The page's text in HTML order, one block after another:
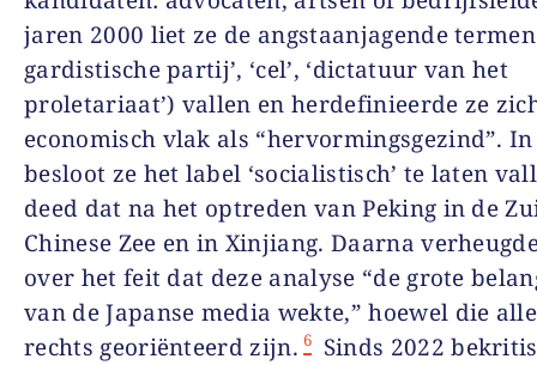
jaren 2000 liet ze de angstaanjagende
gardistische partij’, ‘cel’, ‘dictatuur van het
proletariaat’) vallen en herdefinieerde ze
economisch vlak als “hervormingsgezind”.
besloot ze het label ‘socialistisch’ te laten
deed dat na het optreden van Peking in de
Chinese Zee en in Xinjiang. Daarna
over het feit dat deze analyse “de grote
van de Japanse media wekte,” hoewel die
rechts georiënteerd zijn. 6
Sinds 2022